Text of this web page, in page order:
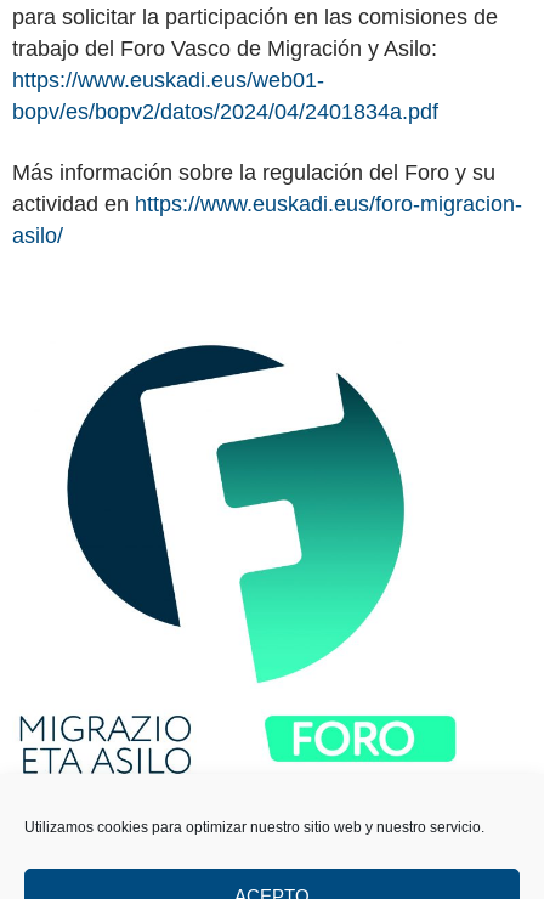
Utilizamos cookies para optimizar nuestro sitio web y nuestro servicio.
para solicitar la participación en las comisiones de
trabajo del Foro Vasco de Migración y Asilo:
https://www.euskadi.eus/web01-
bopv/es/bopv2/datos/2024/04/2401834a.pdf
Más información sobre la regulación del Foro y su
actividad en https://www.euskadi.eus/foro-migracion-
asilo/